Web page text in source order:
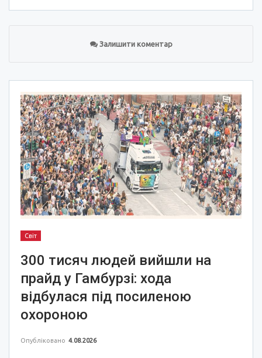
Залишити коментар
Світ
300 тисяч людей вийшли на
прайд у Гамбурзі: хода
відбулася під посиленою
охороною
Опубліковано 4.08.2026